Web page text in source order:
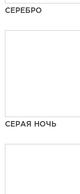
СЕРЕБРО
СЕРАЯ НОЧЬ